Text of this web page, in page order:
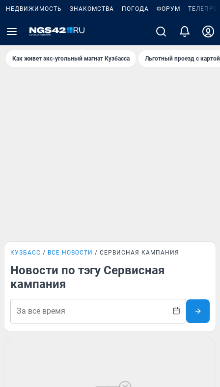
НЕДВИЖИМОСТЬ ЗНАКОМСТВА ПОГОДА ФОРУМ
Как живет экс-угольный магнат Кузбасса Льготный проезд с
КУЗБАСС ВСЕ НОВОСТИ СЕРВИСНАЯ КАМПАНИЯ
Новости по тэгу Сервисная
кампания